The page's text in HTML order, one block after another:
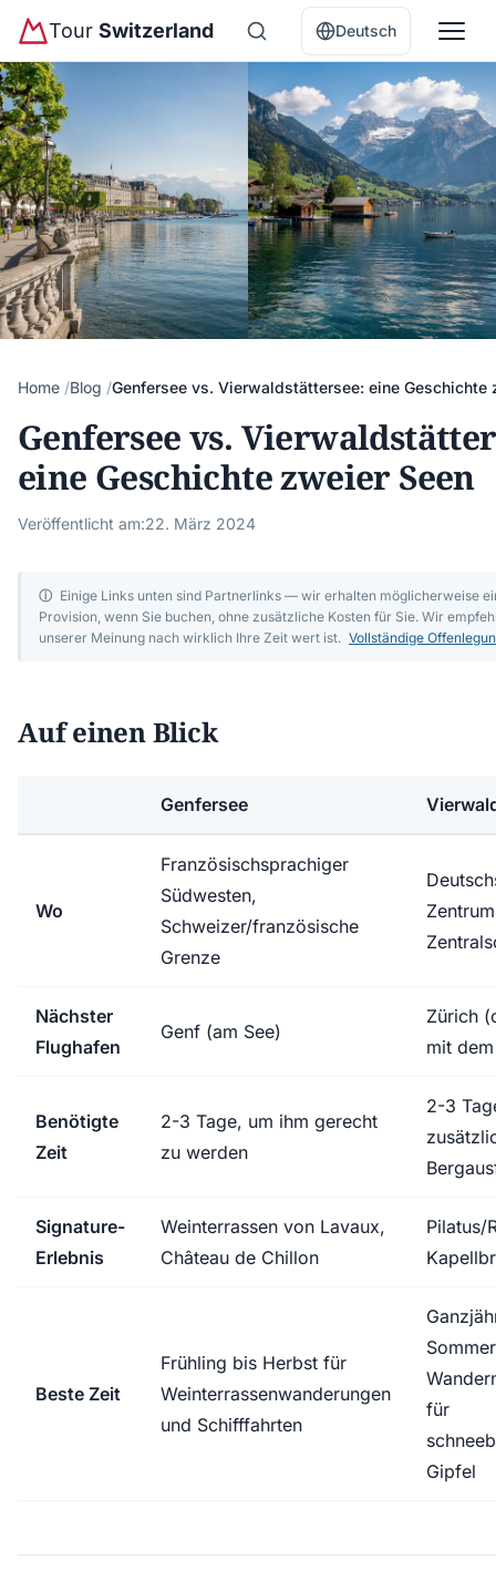
Tour Switzerland Deutsch
Home Blog Genfersee vs. Vierwaldstättersee: eine Geschichte
Genfersee vs.
eine Geschichte zweier Seen
Veröffentlicht am:22. März 2024
ⓘ Einige Links unten sind Partnerlinks — wir erhalten möglicherweise
Provision, wenn Sie buchen, ohne zusätzliche Kosten für Sie. Wir
unserer Meinung nach wirklich Ihre Zeit wert ist. Vollständige
Auf einen Blick
Genfersee
Wo
Französischsprachiger
Südwesten,
Schweizer/französische
Grenze
Nächster
Flughafen
Genf (am See)
Zürich
mit
Benötigte
Zeit
2-3 Tage, um ihm gerecht
zu werden
2-3
Signature-
Erlebnis
Weinterrassen von Lavaux,
Château de Chillon
Pilatus/
Beste Zeit
Frühling bis Herbst für
Weinterrassenwanderungen
und Schifffahrten
für
Gipfel